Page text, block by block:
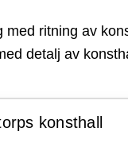
detalj av
konsthall